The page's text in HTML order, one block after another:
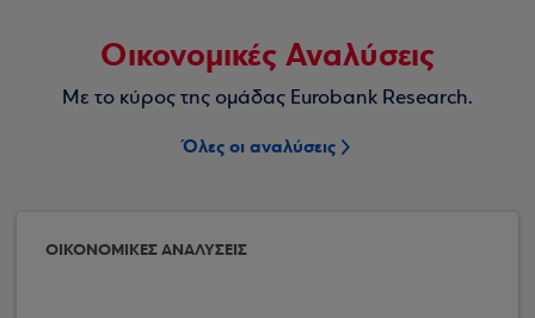
Οικονομικές Αναλύσεις
Με το κύρος της ομάδας Eurobank Research.
Όλες οι αναλύσεις
ΟΙΚΟΝΟΜΙΚΕΣ ΑΝΑΛΥΣΕΙΣ